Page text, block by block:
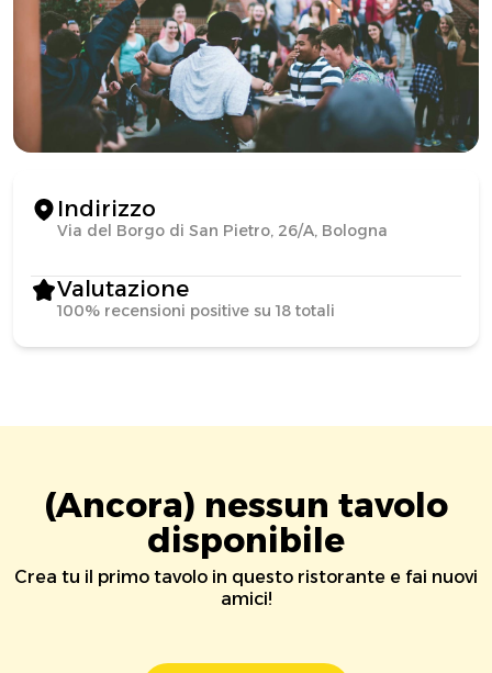
Indirizzo
Via del Borgo di San Pietro, 26/A, Bologna
Valutazione
100% recensioni positive su 18 totali
(Ancora) nessun tavolo
disponibile
Crea tu il primo tavolo in questo ristorante e fai nuovi
amici!